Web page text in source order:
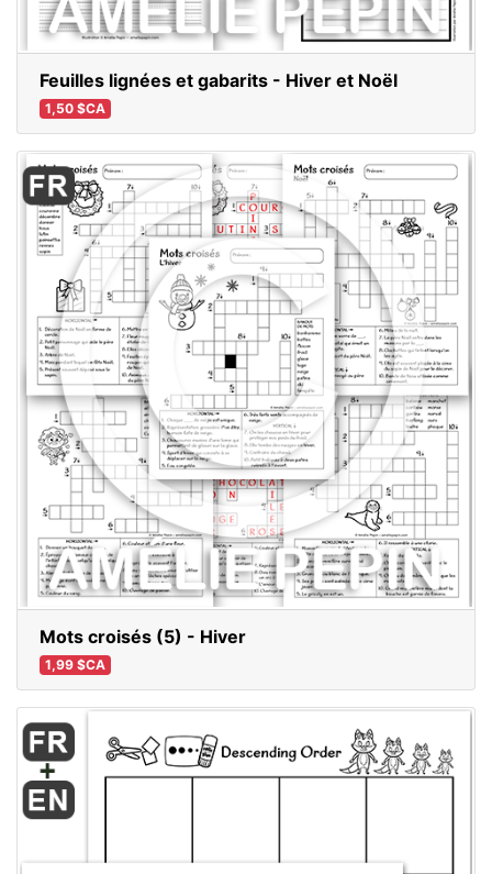
Feuilles lignées et gabarits - Hiver et Noël
1,50 $CA
Mots croisés (5) - Hiver
1,99 $CA